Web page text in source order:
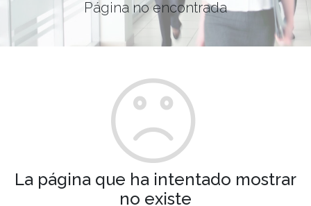
Página no encontrada
La página que ha intentado mostrar
no existe